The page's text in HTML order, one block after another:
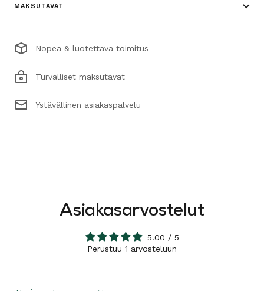
MAKSUTAVAT
Nopea & luotettava toimitus
Turvalliset maksutavat
Ystävällinen asiakaspalvelu
Asiakasarvostelut
5.00 / 5
Perustuu 1 arvosteluun